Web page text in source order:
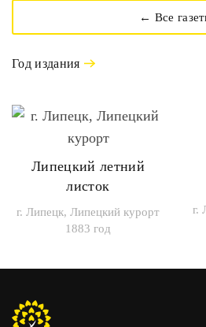
← Все
Год издания
Липецкий летний
листок
г. Липецк, Липецкий курорт
1883 год
г.